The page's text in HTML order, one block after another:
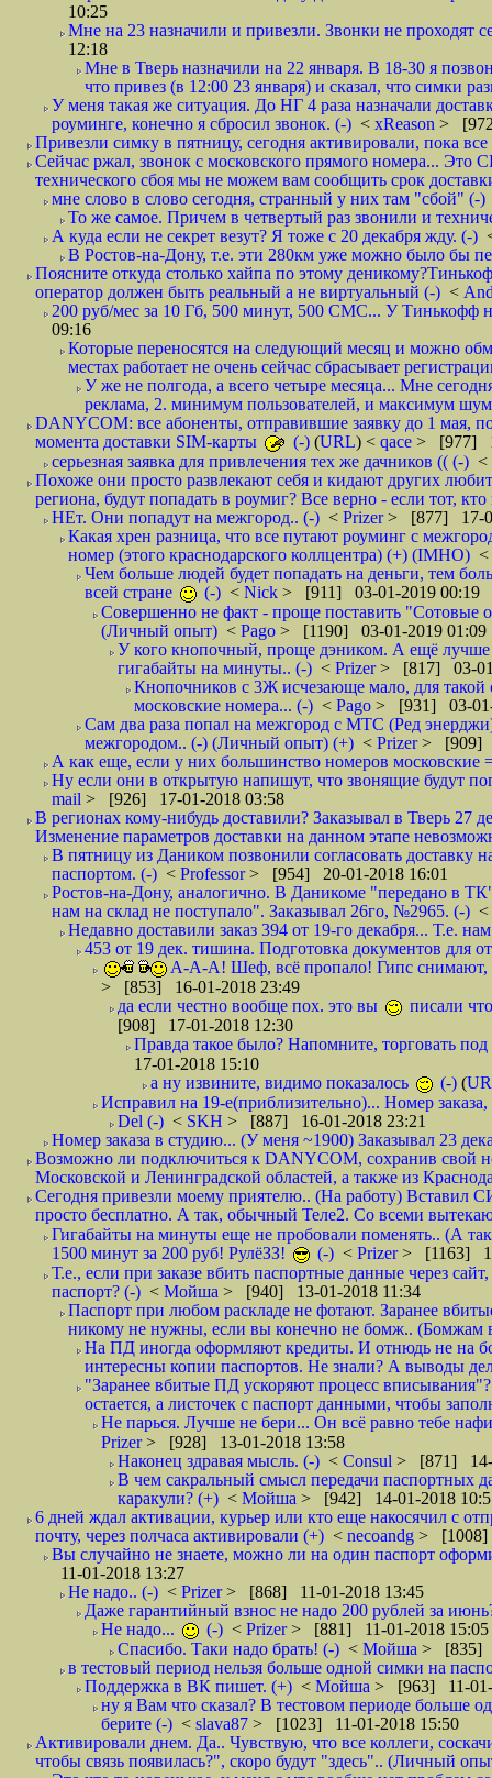
10:25
Мне на 23 назначили и привезли. Звонки не
12:18
Мне в Тверь назначили на 22 января. В 18-30 я
что привез (в 12:00 23 января) и сказал, что симки
У меня такая же ситуация. До НГ 4 раза назначали
роуминге, конечно я сбросил звонок. (-) < xReason >
Привезли симку в пятницу, сегодня активировали, пока
Сейчас ржал, звонок с московского прямого номера... Это
технического сбоя мы не можем вам сообщить срок
мне слово в слово сегодня, странный у них там "сбой" (-)
То же самое. Причем в четвертый раз звонили и
А куда если не секрет везут? Я тоже с 20 декабря жду. (-)
В Ростов-на-Дону, т.е. эти 280км уже можно было бы
Поясните откуда столько хайпа по этому
оператор должен быть реальный а не виртуальный (-) <
200 руб/мес за 10 Гб, 500 минут, 500 СМС... У Тинькофф
09:16
Которые переносятся на следующий месяц и можно
местах работает не очень сейчас сбрасывает
У же не полгода, а всего четыре месяца... Мне
реклама, 2. минимум пользователей, и максимум
DANYCOM: все абоненты, отправившие заявку до 1 мая,
момента доставки SIM-карты
(-) (URL) < qace > [977]
серьезная заявка для привлечения тех же дачников (( (-) <
Похоже они просто развлекают себя и кидают других
региона, будут попадать в роумиг? Все верно - если тот,
НЕт. Они попадут на межгород.. (-) < Prizer> [877] 17-
Какая хрен разница, что все путают роуминг с
номер (этого краснодарского коллцентра) (+) (IMHO) <
Чем больше людей будет попадать на деньги, тем
всей стране
(-) < Nick > [911] 03-01-2019 00:19
Совершенно не факт - проще поставить "Сотовые
(Личный опыт) < Pago > [1190] 03-01-2019 01:09
У кого кнопочный, проще дэником. А ещё лучше
гигабайты на минуты.. (-) < Prizer> [817] 03-
Кнопочников с 3Ж исчезающе мало, для такой
московские номера... (-) < Pago > [931] 03-01-
Сам два раза попал на межгород с МТС (Ред
межгородом.. (-) (Личный опыт) (+) < Prizer> [909]
А как еще, если у них большинство номеров московские
Ну если они в открытую напишут, что звонящие будут
mail > [926] 17-01-2018 03:58
В регионах кому-нибудь доставили? Заказывал в Тверь 27
Изменение параметров доставки на данном этапе
В пятницу из Даником позвонили согласовать доставку
паспортом. (-) < Professor> [954] 20-01-2018 16:01
Ростов-на-Дону, аналогично. В Даникоме "передано в
нам на склад не поступало". Заказывал 26го, №2965. (-) <
Недавно доставили заказ 394 от 19-го декабря... Т.е.
453 от 19 дек. тишина. Подготовка документов для
А-А-А! Шеф, всё пропало! Гипс снимают,
> [853] 16-01-2018 23:49
да если честно вообще пох. это вы
писали
[908] 17-01-2018 12:30
Правда такое было? Напомните, торговать
17-01-2018 15:10
а ну извините, видимо показалось
(-) (
Исправил на 19-е(приблизительно)... Номер
Del (-) < SKH > [887] 16-01-2018 23:21
Номер заказа в студию... (У меня ~1900) Заказывал 23
Возможно ли подключиться к DANYCOM, сохранив свой
Московской и Ленинградской областей, а также из
Сегодня привезли моему приятелю.. (На работу) Вставил
просто бесплатно. А так, обычный Теле2. Со всеми
Гигабайты на минуты еще не пробовали поменять.. (А
1500 минут за 200 руб! РулёЗЗ!
(-) < Prizer> [1163]
Т.е., если при заказе вбить паспортные данные через
паспорт? (-) < Мойша > [940] 13-01-2018 11:34
Паспорт при любом раскладе не фотают. Заранее
никому не нужны, если вы конечно не бомж.. (Бомжам
На ПД иногда оформляют кредиты. И отнюдь не на
интересны копии паспортов. Не знали? А выводы
"Заранее вбитые ПД ускоряют процесс
остается, а листочек с паспорт данными, чтобы
Не парься. Лучше не бери... Он всё равно тебе
Prizer> [928] 13-01-2018 13:58
Наконец здравая мысль. (-) < Consul > [871] 14-
В чем сакральный смысл передачи паспортных
каракули? (+) < Мойша > [942] 14-01-2018
6 дней ждал активации, курьер или кто еще накосячил с
почту, через полчаса активировали (+) < necoandg > [1008]
Вы случайно не знаете, можно ли на один паспорт
11-01-2018 13:27
Не надо.. (-) < Prizer> [868] 11-01-2018 13:45
Даже гарантийный взнос не надо 200 рублей за
Не надо...
(-) < Prizer> [881] 11-01-2018 15:05
Спасибо. Таки надо брать! (-) < Мойша > [835]
в тестовый период нельзя больше одной симки на
Поддержка в ВК пишет. (+) < Мойша > [963] 11-01-
ну я Вам что сказал? В тестовом периоде больше
берите (-) < slava87 > [1023] 11-01-2018 15:50
Активировали днем. Да.. Чувствую, что все коллеги,
чтобы связь появилась?", скоро будут "здесь".. (Личный